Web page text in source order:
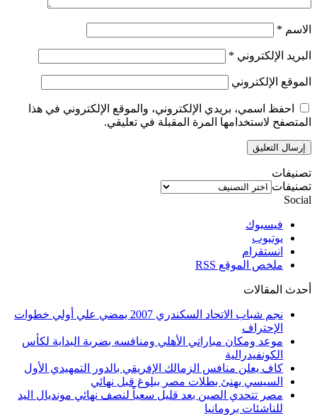
الاسم *
البريد الإلكتروني *
الموقع الإلكتروني
احفظ اسمي، بريدي الإلكتروني، والموقع الإلكتروني في هذا
المتصفح لاستخدامها المرة المقبلة في تعليقي.
تصنيفات
تصنيفات
Social
فيسبوك
يوتيوب
انستقرام
ملخص الموقع RSS
أحدث المقالات
نجم شباب الاتحاد السكندري 2007 يمضي علي أولي خطوات
الإحتراف
موعد ومكان مباراتي الأهلي ومنافسه بضربة البداية لكأس
الكونفيدرالية
كاف يعلن منافس الزمالك الإفريقي بالدور التمهيدي الأول
السيسي يهنئ بطلات مصر ببلوغ قبل نهائي
مصر تتحدي الصين بعد قليل سعياً لنصف نهائي مونديال اليد
للناشئات برومانيا